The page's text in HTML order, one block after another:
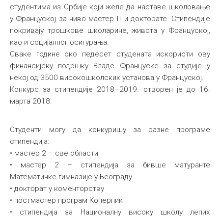
студентима из Србије који желе да наставе школовање
у Француској за ниво мастер II и докторате. Стипендије
покривају трошкове школарине, живота у Француској,
као и социјалног осигурања.
Сваке године око педесет студената искористи ову
финансијску подршку Владе Француске за студије у
некој од 3500 високошколских установа у Француској.
Конкурс за стипендије 2018–2019. отворен је до 16.
марта 2018.
Студенти могу да конкуришу за разне програме
стипендија:
• мастер 2 – све области
• мастер 2 – стипендија за бивше матуранте
Математичке гимназије у Београду
• докторат у коменторству
• постмастер програм Коперник
• стипендија за Националну високу школу лепих